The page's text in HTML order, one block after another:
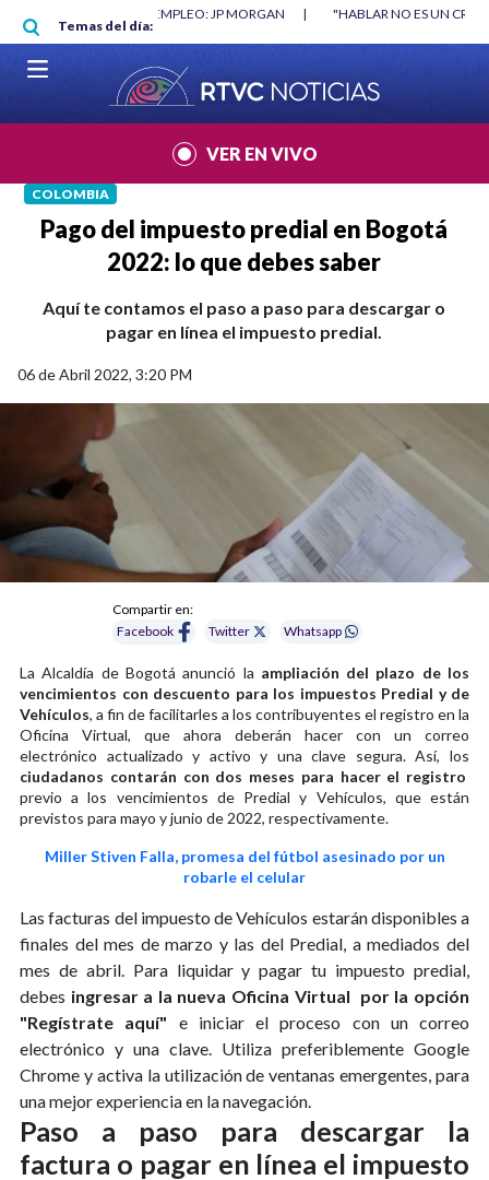
Pasar al contenido principal
Temas del día:
"HABLAR NO ES UN CRIMEN": CARTA DE BETO CORAL |
VER EN VIVO
COLOMBIA
Pago del impuesto predial en Bogotá
2022: lo que debes saber
Aquí te contamos el paso a paso para descargar o
pagar en línea el impuesto predial.
06 de Abril 2022, 3:20 PM
Compartir en:
Facebook
Twitter Whatsapp
La Alcaldía de Bogotá anunció la ampliación del plazo de los
vencimientos con descuento para los impuestos Predial y de
Vehículos, a fin de facilitarles a los contribuyentes el registro en la
Oficina Virtual, que ahora deberán hacer con un correo
electrónico actualizado y activo y una clave segura. Así, los
ciudadanos contarán con dos meses para hacer el registro
previo a los vencimientos de Predial y Vehículos, que están
previstos para mayo y junio de 2022, respectivamente.
Miller Stiven Falla, promesa del fútbol asesinado por un
robarle el celular
Las facturas del impuesto de Vehículos estarán disponibles a
finales del mes de marzo y las del Predial, a mediados del
mes de abril. Para liquidar y pagar tu impuesto predial,
debes ingresar a la nueva Oficina Virtual por la opción
"Regístrate aquí" e iniciar el proceso con un correo
electrónico y una clave. Utiliza preferiblemente Google
Chrome y activa la utilización de ventanas emergentes, para
una mejor experiencia en la navegación.
Paso a paso para descargar la
factura o pagar en línea el impuesto